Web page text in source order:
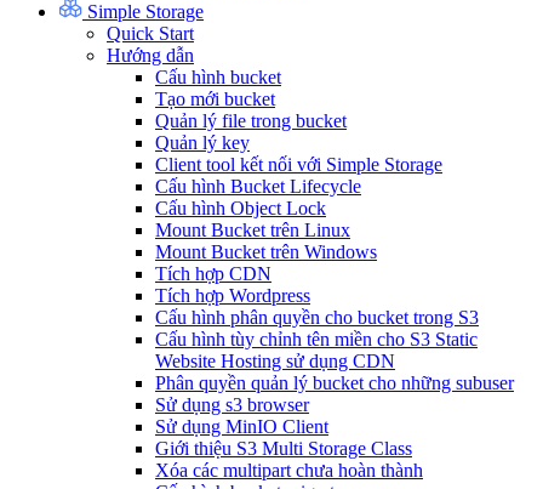
Simple Storage
Quick Start
Hướng dẫn
Cấu hình bucket
Tạo mới bucket
Quản lý file trong bucket
Quản lý key
Client tool kết nối với Simple Storage
Cấu hình Bucket Lifecycle
Cấu hình Object Lock
Mount Bucket trên Linux
Mount Bucket trên Windows
Tích hợp CDN
Tích hợp Wordpress
Cấu hình phân quyền cho bucket trong S3
Cấu hình tùy chỉnh tên miền cho S3 Static
Website Hosting sử dụng CDN
Phân quyền quản lý bucket cho những subuser
Sử dụng s3 browser
Sử dụng MinIO Client
Giới thiệu S3 Multi Storage Class
Xóa các multipart chưa hoàn thành